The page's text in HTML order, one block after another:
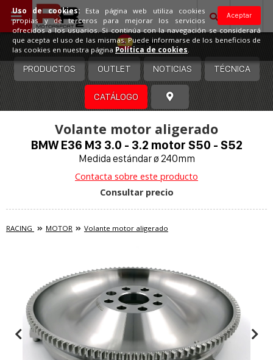
España
PRODUCTOS OUTLET NOTICIAS TÉCNICA
CATÁLOGO
Volante motor aligerado
BMW E36 M3 3.0 - 3.2 motor S50 - S52
Medida estándar ø 240mm
Contacta sobre este producto
Consultar precio
RACING MOTOR Volante motor aligerado
Aceptar
Uso de cookies:Esta página web utiliza cookies
propias y de terceros para mejorar los servicios
ofrecidos a los usuarios. Si continúa con la navegación se considerará
que acepta el uso de las mismas. Puede informarse de los beneficios de
las cookies en nuestra página Política de cookies.